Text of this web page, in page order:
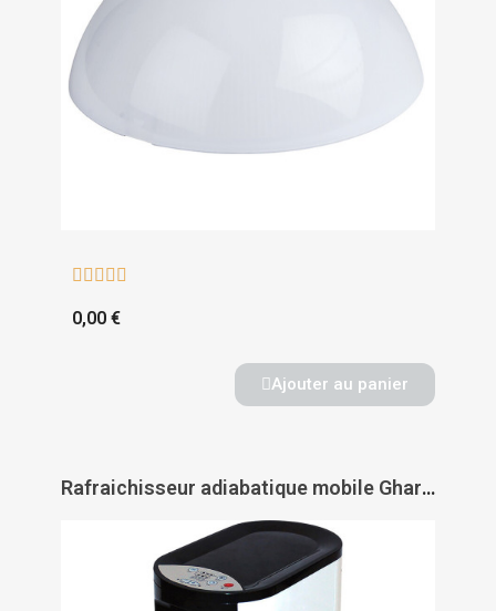
    
0,00 €
Ajouter au panier
Rafraichisseur adiabatique mobile Gharbi'o - AXELAIR